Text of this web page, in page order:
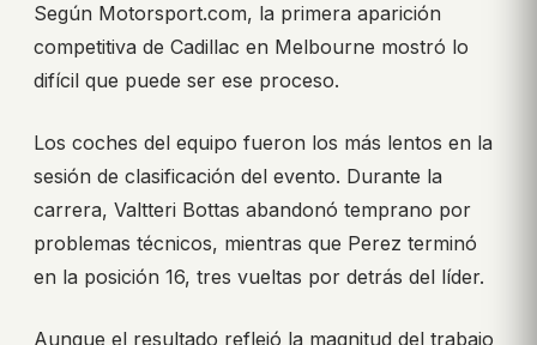
Según Motorsport.com, la primera aparición
competitiva de Cadillac en Melbourne mostró lo
difícil que puede ser ese proceso.
Los coches del equipo fueron los más lentos en la
sesión de clasificación del evento. Durante la
carrera, Valtteri Bottas abandonó temprano por
problemas técnicos, mientras que Perez terminó
en la posición 16, tres vueltas por detrás del líder.
Aunque el resultado reflejó la magnitud del trabajo